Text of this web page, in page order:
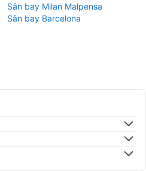
Sân bay Milan Malpensa
Sân bay Barcelona